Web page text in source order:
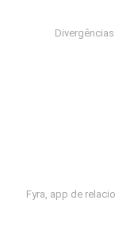
Fyra, app de